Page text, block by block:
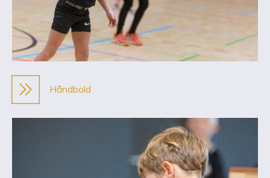
Håndbold